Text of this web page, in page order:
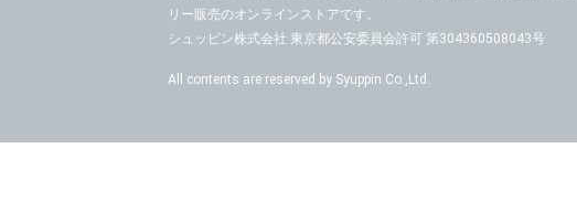
リー販売のオンラインストアです。
シュッピン株式会社 東京都公安委員会許可 第304360508043号
All contents are reserved by Syuppin Co.,Ltd.